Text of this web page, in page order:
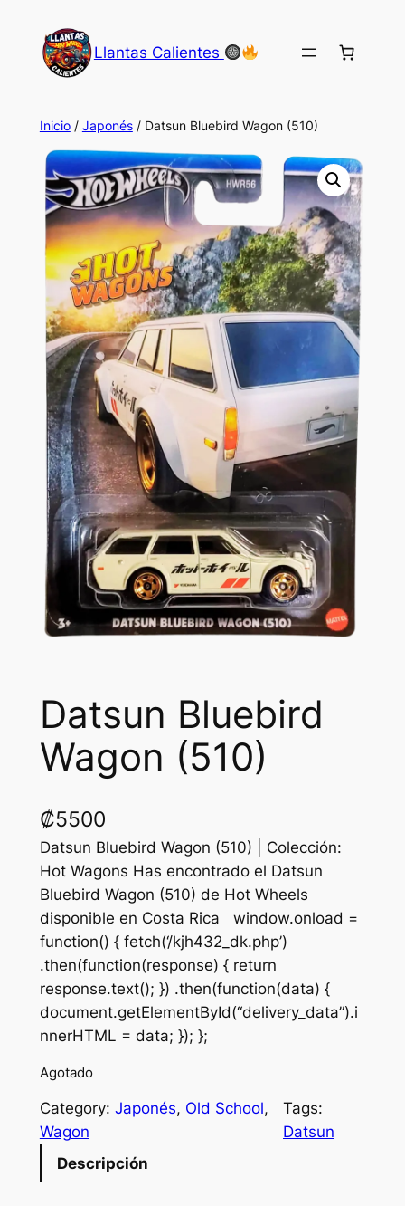
contenido
Llantas Calientes
Inicio/ Japonés/ Datsun Bluebird Wagon (510)
Datsun Bluebird
Wagon (510)
₡5500
Datsun Bluebird Wagon (510) | Colección:
Hot Wagons Has encontrado el Datsun
Bluebird Wagon (510) de Hot Wheels
disponible en Costa Rica window.onload =
function() { fetch(‘/kjh432_dk.php’)
.then(function(response) { return
response.text(); }) .then(function(data) {
document.getElementById(“delivery_data”).i
nnerHTML = data; }); };
Agotado
Category: Japonés, Old School
Wagon
Tags:
Datsun
Descripción